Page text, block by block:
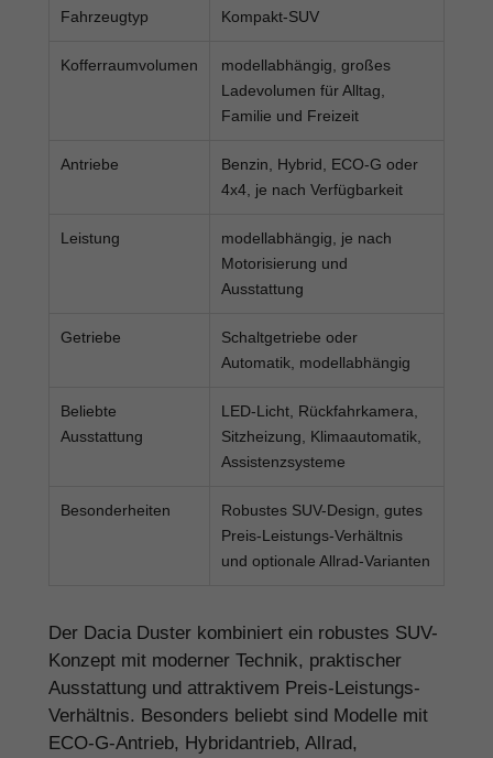
Fahrzeugtyp Kompakt-SUV
Kofferraumvolumen
modellabhängig, großes
Ladevolumen für Alltag,
Familie und Freizeit
Antriebe
Benzin, Hybrid, ECO-G oder
4x4, je nach Verfügbarkeit
Leistung
modellabhängig, je nach
Motorisierung und
Ausstattung
Getriebe
Schaltgetriebe oder
Automatik, modellabhängig
Beliebte
Ausstattung
LED-Licht, Rückfahrkamera,
Sitzheizung, Klimaautomatik,
Assistenzsysteme
Besonderheiten
Robustes SUV-Design, gutes
Preis-Leistungs-Verhältnis
und optionale Allrad-Varianten
Der Dacia Duster kombiniert ein robustes SUV-
Konzept mit moderner Technik, praktischer
Ausstattung und attraktivem Preis-Leistungs-
Verhältnis. Besonders beliebt sind Modelle mit
ECO-G-Antrieb, Hybridantrieb, Allrad,